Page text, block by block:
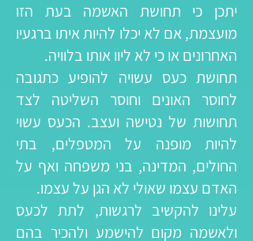
יתכן כי תחושת האשמה בעת הזו
מועצמת, אם לא יכלו להיות איתו ברגעיו
האחרונים או כי לא ליוו אותו בלוויה.
תחושת כעס עשויה להופיע כתגובה
לחוסר האונים וחוסר השליטה לצד
תחושות של נטישה ועצב. הכעס עשוי
להיות מופנה על המטפלים, בתי
החולים, המדינה, בני משפחה ואף על
האדם עצמו שאולי לא הגן על עצמו.
עלינו להקשיב לרגשות, לתת לכעס
ולאשמה מקום להישמע ולהכיר בהם